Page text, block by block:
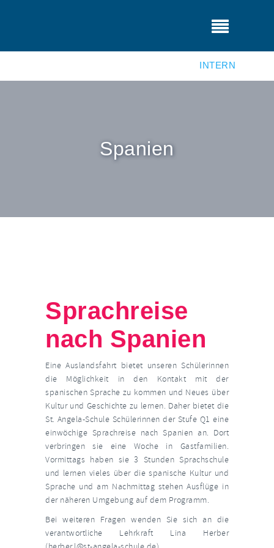
INTERN
Spanien
Sprachreise
nach Spanien
Eine Auslandsfahrt bietet unseren Schülerinnen
die Möglichkeit in den Kontakt mit der
spanischen Sprache zu kommen und Neues über
Kultur und Geschichte zu lernen. Daher bietet die
St. Angela-Schule Schülerinnen der Stufe Q1 eine
einwöchige Sprachreise nach Spanien an. Dort
verbringen sie eine Woche in Gastfamilien.
Vormittags haben sie 3 Stunden Sprachschule
und lernen vieles über die spanische Kultur und
Sprache und am Nachmittag stehen Ausflüge in
der näheren Umgebung auf dem Programm.
Bei weiteren Fragen wenden Sie sich an die
verantwortliche Lehrkraft Lina Herber